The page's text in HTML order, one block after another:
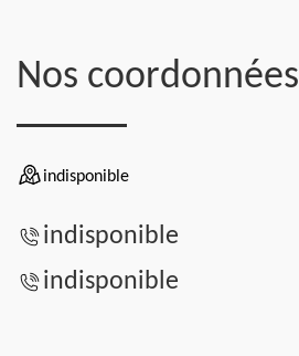
Nos coordonnées
indisponible
indisponible
indisponible